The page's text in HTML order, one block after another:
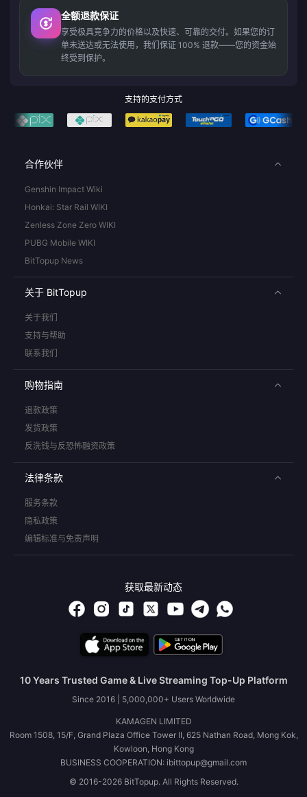
全额退款保证
享受极具竞争力的价格以及快速、可靠的交付。如果您的订
单未送达或无法使用，我们保证 100% 退款——您的资金始
终受到保护。
支持的支付方式
合作伙伴
Genshin Impact Wiki
Honkai: Star Rail WIKI
Zenless Zone Zero WIKI
PUBG Mobile WIKI
BitTopup News
关于 BitTopup
关于我们
支持与帮助
联系我们
购物指南
退款政策
发货政策
反洗钱与反恐怖融资政策
法律条款
服务条款
隐私政策
编辑标准与免责声明
获取最新动态
10 Years Trusted Game & Live Streaming Top-Up Platform
Since 2016 | 5,000,000+ Users Worldwide
KAMAGEN LIMITED
Room 1508, 15/F, Grand Plaza Office Tower II, 625 Nathan Road, Mong Kok,
Kowloon, Hong Kong
BUSINESS COOPERATION: ibittopup@gmail.com
© 2016-2026 BitTopup. All Rights Reserved.